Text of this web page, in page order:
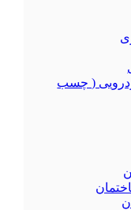
( چسب